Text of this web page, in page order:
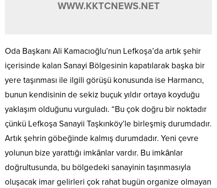
WWW.KKTCNEWS.NET
Oda Başkanı Ali Kamacıoğlu’nun Lefkoşa’da artık şehir
içerisinde kalan Sanayi Bölgesinin kapatılarak başka bir
yere taşınması ile ilgili görüşü konusunda ise Harmancı,
bunun kendisinin de sekiz buçuk yıldır ortaya koyduğu
yaklaşım olduğunu vurguladı. “Bu çok doğru bir noktadır
çünkü Lefkoşa Sanayii Taşkınköy’le birleşmiş durumdadır.
Artık şehrin göbeğinde kalmış durumdadır. Yeni çevre
yolunun bize yarattığı imkȃnlar vardır. Bu imkȃnlar
doğrultusunda, bu bölgedeki sanayinin taşınmasıyla
oluşacak imar gelirleri çok rahat bugün organize olmayan